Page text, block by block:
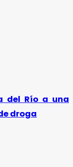
del Río a una
droga